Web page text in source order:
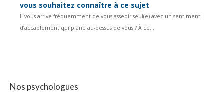
vous souhaitez connaître à ce sujet
Il vous arrive fréquemment de vous asseoir seul(e) avec un sentiment
d’accablement qui plane au-dessus de vous ? À ce...
Nos psychologues